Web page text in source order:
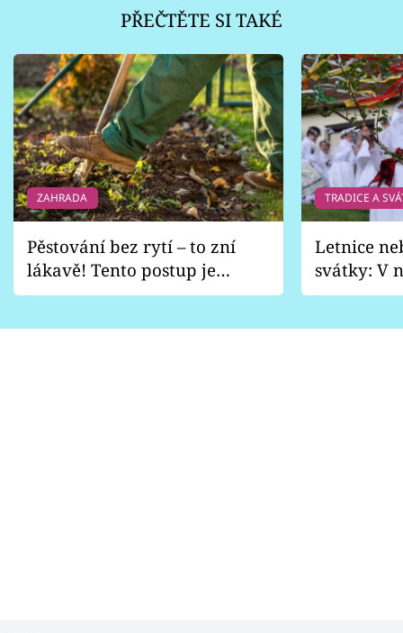
PŘEČTĚTE SI TAKÉ
ZAHRADA
Pěstování bez rytí – to zní
lákavě! Tento postup je
vhodný jen pro některé
TRADICE A
Letnice
svátky: V
pondělí